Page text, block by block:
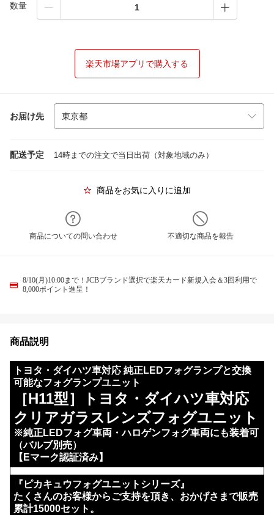
数量
楽天市場アプリで購入する
お届け先
配送予定 14時までの注文で当日出荷（対象地域のみ）
商品をお気に入りに追加
商品についての問い合わせ 不適切な商品を報告
8/10(月)10:00まで！JCBブランド選択で楽天カード新規入会＆3回利用で
8,000ポイント進呈！
商品説明
トヨタ・ダイハツ車対応 純正LEDフォグランプと交換
可能なフォグランプユニット
［H11型］トヨタ・ダイハツ車対応
クリアガラスレンズフォグユニット
※純正LEDフォグ車両・ハロゲンフォグ車両にも装着可
（バルブ別売）
【Eマーク認証済み】
『ピカキュウフォグユニットシリーズ』
たくさんのお客様からご支持を頂き、おかげさまで販売
累計15000セット。